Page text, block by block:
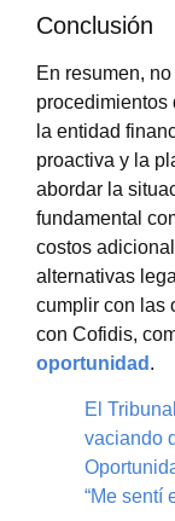
Conclusión
En resumen,
procedimientos
la entidad
proactiva y la
abordar la
fundamental
costos
alternativas
cumplir con las
con Cofidis,
oportunidad .
El
vaciando
“Me sentí